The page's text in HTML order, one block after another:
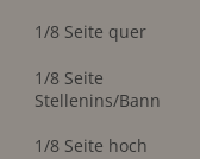
1/8 Seite quer
1/8 Seite
Stellenins/Bann
1/8 Seite hoch